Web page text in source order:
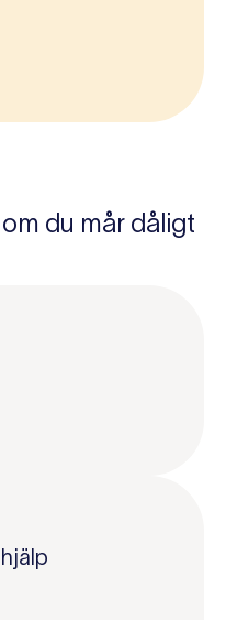
du mår dåligt